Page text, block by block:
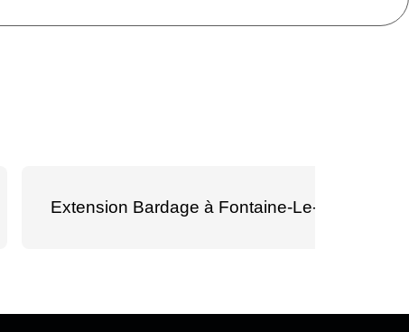
Extension Bardage à Fontaine-Le-Comte 86